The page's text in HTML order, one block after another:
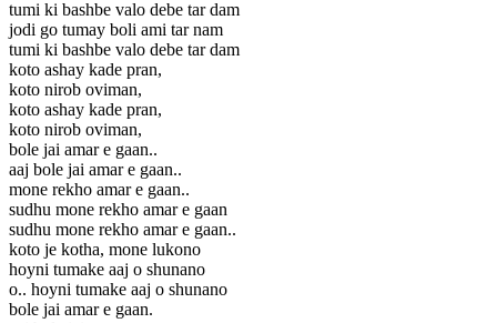
tumi ki bashbe valo debe tar dam
jodi go tumay boli ami tar nam
tumi ki bashbe valo debe tar dam
koto ashay kade pran,
koto nirob oviman,
koto ashay kade pran,
koto nirob oviman,
bole jai amar e gaan..
aaj bole jai amar e gaan..
mone rekho amar e gaan..
sudhu mone rekho amar e gaan
sudhu mone rekho amar e gaan..
koto je kotha, mone lukono
hoyni tumake aaj o shunano
o.. hoyni tumake aaj o shunano
bole jai amar e gaan.